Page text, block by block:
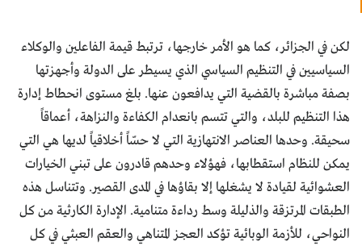
لكن في الجزائر، كما هو الأمر خارجها، ترتبط قيمة الفاعلين والوكلاء
السياسيين في التنظيم السياسي الذي يسيطر على الدولة وأجهزتها
بصفة مباشرة بالقضية التي يدافعون عنها. بلغ مستوى انحطاط إدارة
هذا التنظيم للبلد، والتي تتسم بانعدام الكفاءة والنزاهة، أعماقاً
سحيقة. وحدها العناصر الانتهازية التي لا حسّاً أخلاقياً لديها هي التي
يمكن للنظام استقطابها، فهؤلاء وحدهم قادرون على تبني الخيارات
العشوائية لقيادة لا يشغلها إلا بقاؤها في المدى القصير. وتتناسل هذه
الطبقات المرتزقة والذليلة وسط رداءة متنامية. الإدارة الكارثية من كل
النواحي، للأزمة الوبائية تؤكد العجز المتناهي والعقم العبثي في كل